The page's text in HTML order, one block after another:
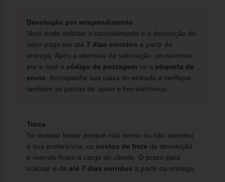
Devolução por arrependimento
Você pode solicitar o cancelamento e a devolução do
valor pago em até 7 dias corridos a partir da
entrega. Após a abertura da solicitação, enviaremos
por e mail o código de postagem ou a etiqueta de
envio . Acompanhe sua caixa de entrada e verifique
também as pastas de spam e lixo eletrônico.
Troca
Se desejar trocar porque não serviu ou não atendeu
à sua preferência, os custos de frete de devolução
e reenvio ficam a cargo do cliente. O prazo para
solicitar é de até 7 dias corridos a partir da entrega.